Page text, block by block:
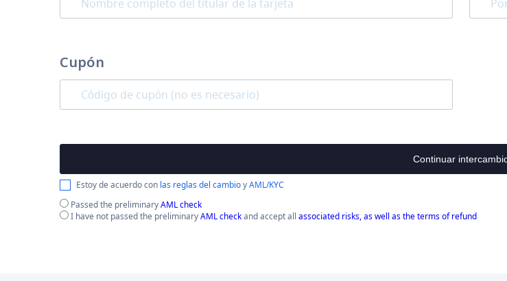
Cupón
Continuar
Estoy de acuerdo con las reglas del cambioyAML/KYC
Passed the preliminaryAML check
I have not passed the preliminaryAML checkand accept all associated risks, as well as the terms of refund